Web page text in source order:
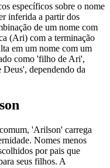
específicos sobre o nome
inferida a partir dos
de um nome com
(Ari) com a terminação
em um nome com um
como 'filho de Ari',
dependendo da
'Arilson' carrega
Nomes menos
por pais que
seus filhos. A